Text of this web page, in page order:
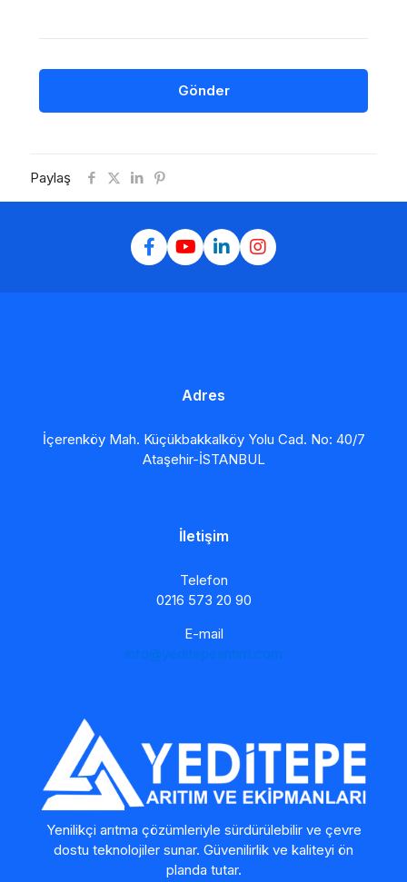
Paylaş
Adres
İçerenköy Mah. Küçükbakkalköy Yolu Cad. No: 40/7
Ataşehir-İSTANBUL
İletişim
Telefon
0216 573 20 90
E-mail
info@yeditepearitim.com
Yenilikçi arıtma çözümleriyle sürdürülebilir ve çevre
dostu teknolojiler sunar. Güvenilirlik ve kaliteyi ön
planda tutar.